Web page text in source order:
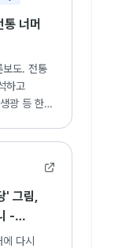
너머
보도. 전통
하고
광 등 한국
' 그림,
-
다시